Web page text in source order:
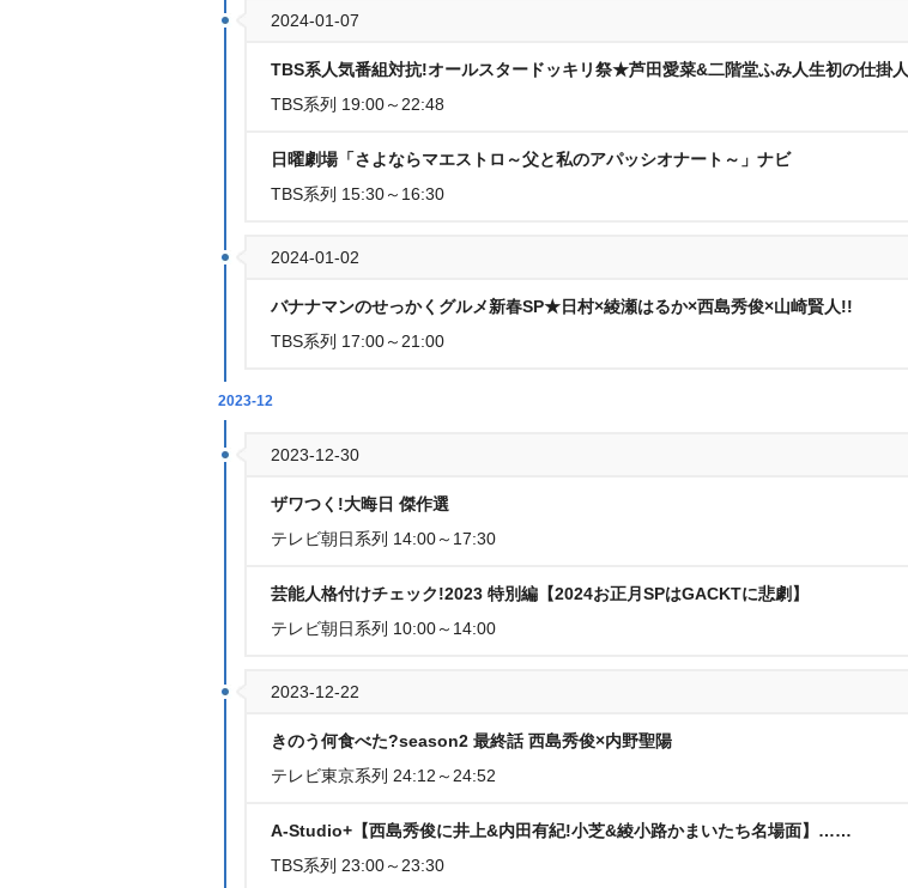
2024-01-07
TBS系人気番組対抗!オールスタードッキリ祭★芦田愛菜&二階堂ふみ人生初の仕掛人
TBS系列 19:00～22:48
日曜劇場「さよならマエストロ～父と私のアパッシオナート～」ナビ
TBS系列 15:30～16:30
2024-01-02
バナナマンのせっかくグルメ新春SP★日村×綾瀬はるか×西島秀俊×山崎賢人!!
TBS系列 17:00～21:00
2023-12
2023-12-30
ザワつく!大晦日 傑作選
テレビ朝日系列 14:00～17:30
芸能人格付けチェック!2023 特別編【2024お正月SPはGACKTに悲劇】
テレビ朝日系列 10:00～14:00
2023-12-22
きのう何食べた?season2 最終話 西島秀俊×内野聖陽
テレビ東京系列 24:12～24:52
A-Studio+【西島秀俊に井上&内田有紀!小芝&綾小路かまいたち名場面】……
TBS系列 23:00～23:30